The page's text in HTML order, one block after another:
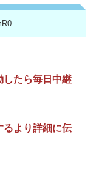
したら毎日中継
るより詳細に伝